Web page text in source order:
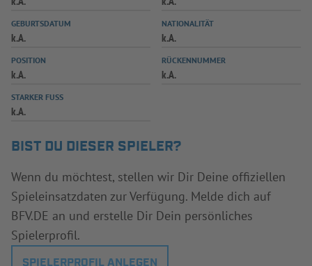
SPIELPLUS
GEBURTSDATUM
k.A.
NATIONALITÄT
k.A.
POSITION
k.A.
RÜCKENNUMMER
k.A.
STARKER FUSS
k.A.
BIST DU DIESER SPIELER?
Wenn du möchtest, stellen wir Dir Deine offiziellen
Spieleinsatzdaten zur Verfügung. Melde dich auf
BFV.DE an und erstelle Dir Dein persönliches
Spielerprofil.
SPIELERPROFIL ANLEGEN